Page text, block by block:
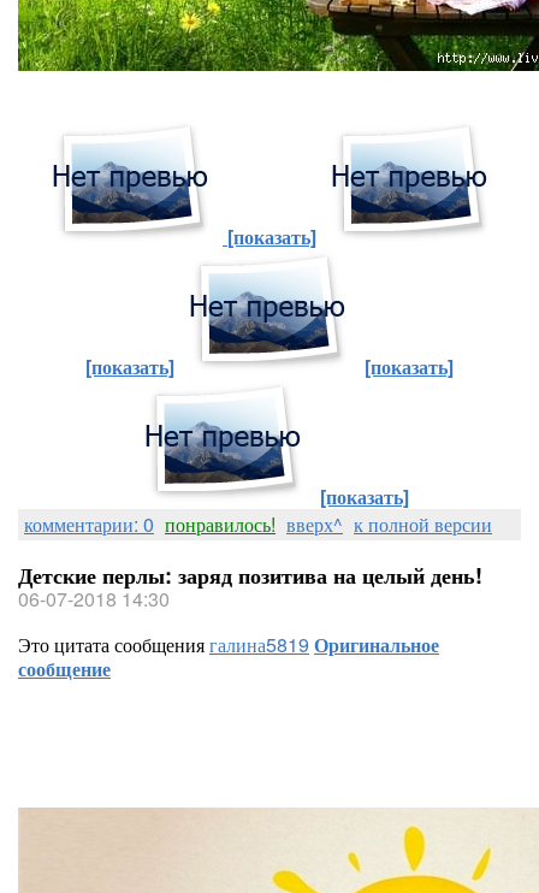
[показать]
[показать] [показать]
[показать]
комментарии: 0 понравилось! вверх^ к полной версии
Детские перлы: заряд позитива на целый день!
06-07-2018 14:30
Это цитата сообщениягалина5819 Оригинальное
сообщение